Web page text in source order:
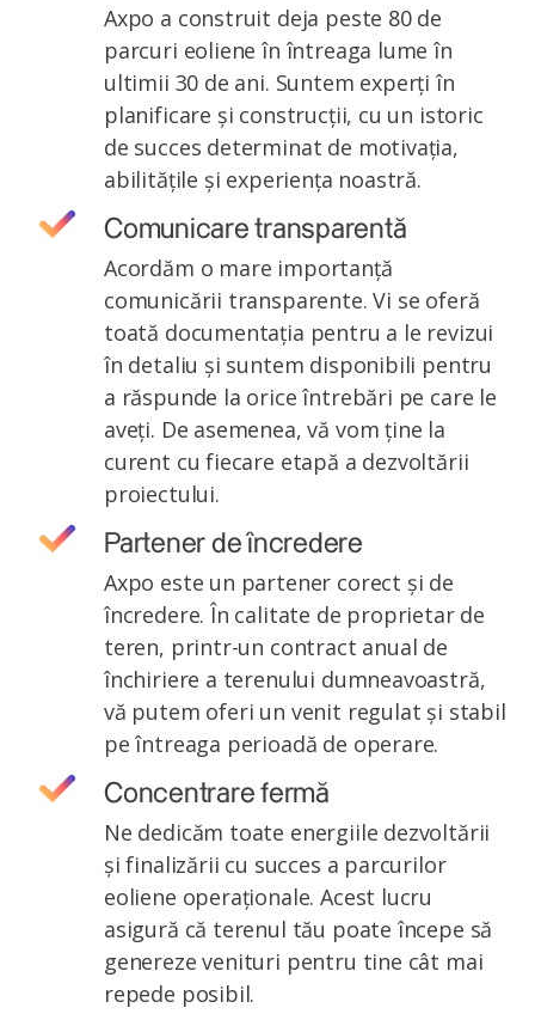
Axpo a construit deja peste 80 de
parcuri eoliene în întreaga lume în
ultimii 30 de ani. Suntem experți în
planificare și construcții, cu un istoric
de succes determinat de motivația,
abilitățile și experiența noastră.
Comunicare transparentă
Acordăm o mare importanță
comunicării transparente. Vi se oferă
toată documentația pentru a le revizui
în detaliu și suntem disponibili pentru
a răspunde la orice întrebări pe care le
aveți. De asemenea, vă vom ține la
curent cu fiecare etapă a dezvoltării
proiectului.
Partener de încredere
Axpo este un partener corect și de
încredere. În calitate de proprietar de
teren, printr-un contract anual de
închiriere a terenului dumneavoastră,
vă putem oferi un venit regulat și stabil
pe întreaga perioadă de operare.
Concentrare fermă
Ne dedicăm toate energiile dezvoltării
și finalizării cu succes a parcurilor
eoliene operaționale. Acest lucru
asigură că terenul tău poate începe să
genereze venituri pentru tine cât mai
repede posibil.